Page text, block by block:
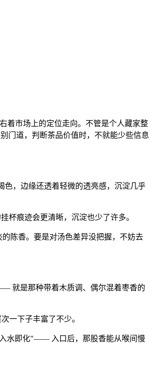
着市场上的定位走向。不管是个人藏家整
门道，判断茶品价值时，不就能少些信息
色，边缘还透着轻微的透亮感，沉淀几乎
杯痕迹会更清晰，沉淀也少了许多。
陈香。要是对汤色差异没把握，不妨去
就是那种带着木质调、偶尔混着枣香的
一下子丰富了不少。
水即化"—— 入口后，那股香能从喉间慢